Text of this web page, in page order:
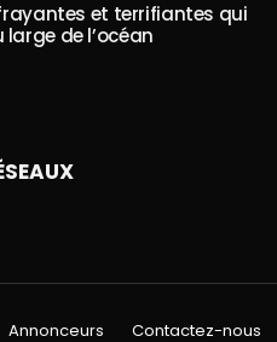
et terrifiantes qui
de l’océan
Annonceurs Contactez-nous